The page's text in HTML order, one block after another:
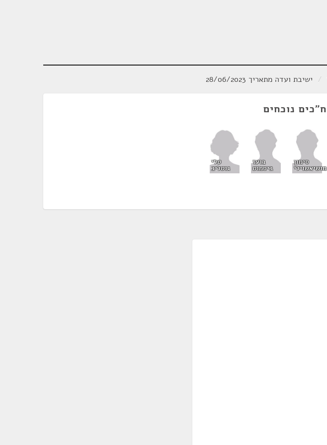
/ ישיבת ועדה מתאריך 28/06/2023
ח"כים נוכחים
סימון
מושיאשוילי
בועז
ביסמוט
טלי
גוטליב